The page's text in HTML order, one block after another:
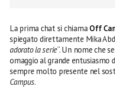
La prima chat si chiamaOff
spiegato direttamente Mika
adorato la serie“. Un nome che
omaggio al grande entusiasmo
sempre molto presente nel
Campus.